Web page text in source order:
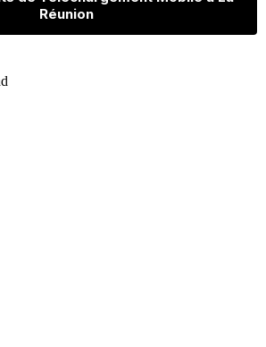
Réunion